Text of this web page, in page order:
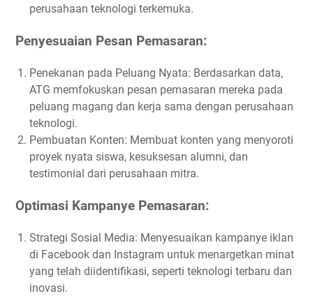
perusahaan teknologi terkemuka.
Penyesuaian Pesan Pemasaran:
Penekanan pada Peluang Nyata: Berdasarkan data,
ATG memfokuskan pesan pemasaran mereka pada
peluang magang dan kerja sama dengan perusahaan
teknologi.
Pembuatan Konten: Membuat konten yang menyoroti
proyek nyata siswa, kesuksesan alumni, dan
testimonial dari perusahaan mitra.
Optimasi Kampanye Pemasaran:
Strategi Sosial Media: Menyesuaikan kampanye iklan
di Facebook dan Instagram untuk menargetkan minat
yang telah diidentifikasi, seperti teknologi terbaru dan
inovasi.